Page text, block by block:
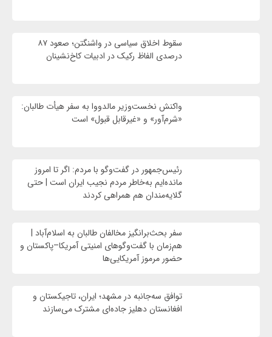
سقوط اخلاق سیاسی در واشنگتن؛ صعود ۸۷
درصدی الفاظ رکیک در ادبیات کاخ‌نشینان
واکنش نخست‌وزیر مالدووا به سفر هیأت طالبان:
«شرم‌آور» و «غیرقابل قبول» است
رئیس‌جمهور در گفت‌وگو با مردم: اگر تا امروز
مانده‌ایم به‌خاطر مردم نجیب ایران است | حتی
گلایه‌مندان هم همراهی کردند
سفر بحث‌برانگیز مخالفان طالبان به اسلام‌آباد |
هم‌زمان با گفت‌وگوهای امنیتی آمریکا–پاکستان و
حضور مرموز آمریکایی‌ها
توافق سه‌جانبه در مشهد؛ ایران، تاجیکستان و
افغانستان دهلیز جاده‌ای مشترک می‌سازند